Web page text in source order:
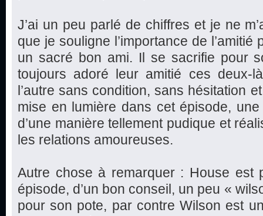
J’ai un peu parlé de chiffres et je ne
que je souligne l’importance de l’amitié
un sacré bon ami. Il se sacrifie pour
toujours adoré leur amitié ces deux-
l’autre sans condition, sans hésitation
mise en lumière dans cet épisode,
d’une manière tellement pudique et
les relations amoureuses.
Autre chose à remarquer : House est
épisode, d’un bon conseil, un peu «
pour son pote, par contre Wilson est